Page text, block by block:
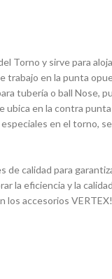
Torno y sirve para
en la punta
tuberí­a o ball Nose,
ubica en la contra
en el torno,
calidad para
la eficiencia y la
los accesorios VERTEX!